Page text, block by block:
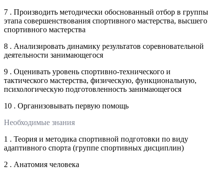
7 . Производить методически обоснованный отбор в группы
этапа совершенствования спортивного мастерства, высшего
спортивного мастерства
8 . Анализировать динамику результатов соревновательной
деятельности занимающегося
9 . Оценивать уровень спортивно-технического и
тактического мастерства, физическую, функциональную,
психологическую подготовленность занимающегося
10 . Организовывать первую помощь
Необходимые знания
1 . Теория и методика спортивной подготовки по виду
адаптивного спорта (группе спортивных дисциплин)
2 . Анатомия человека